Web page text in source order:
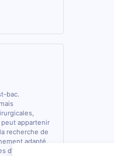
bac.
appartenir
recherche de
adapté.